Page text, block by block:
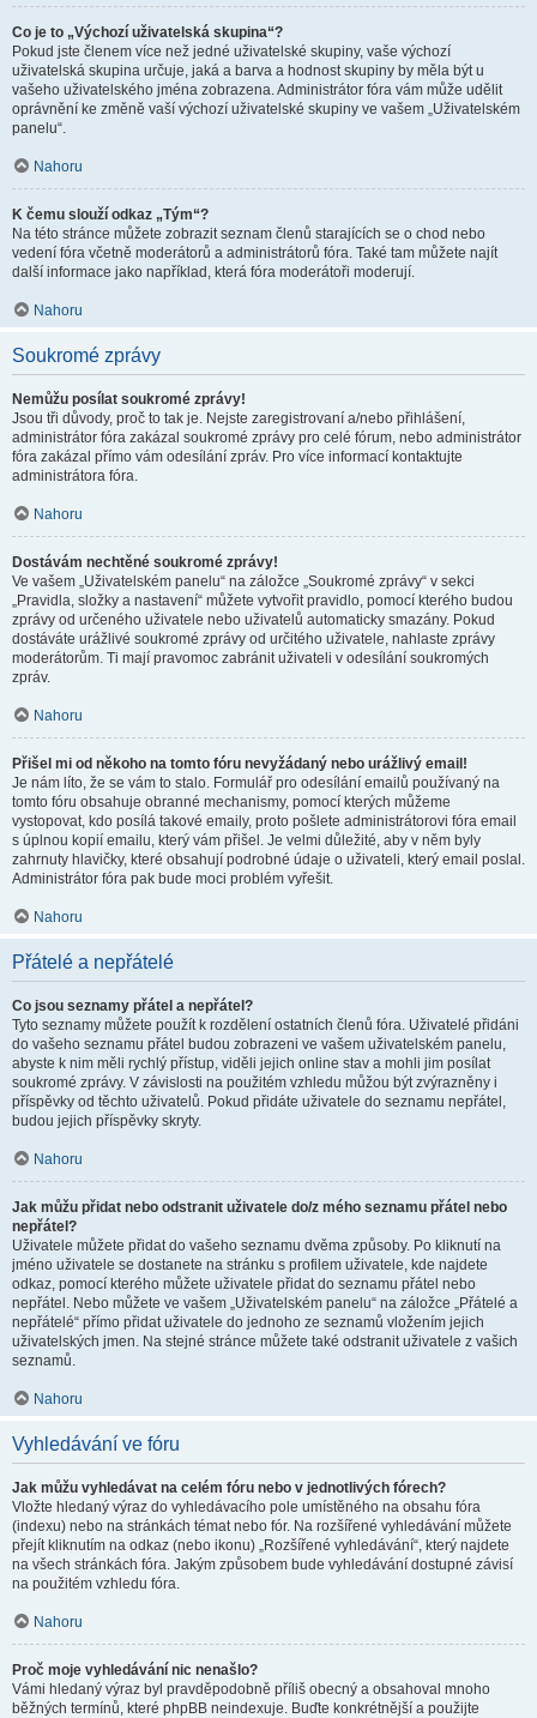
Co je to „Výchozí uživatelská skupina“?
Pokud jste členem více než jedné uživatelské skupiny, vaše výchozí
uživatelská skupina určuje, jaká a barva a hodnost skupiny by měla být u
vašeho uživatelského jména zobrazena. Administrátor fóra vám může udělit
oprávnění ke změně vaší výchozí uživatelské skupiny ve vašem „Uživatelském
panelu“.
Nahoru
K čemu slouží odkaz „Tým“?
Na této stránce můžete zobrazit seznam členů starajících se o chod nebo
vedení fóra včetně moderátorů a administrátorů fóra. Také tam můžete najít
další informace jako například, která fóra moderátoři moderují.
Nahoru
Soukromé zprávy
Nemůžu posílat soukromé zprávy!
Jsou tři důvody, proč to tak je. Nejste zaregistrovaní a/nebo přihlášení,
administrátor fóra zakázal soukromé zprávy pro celé fórum, nebo administrátor
fóra zakázal přímo vám odesílání zpráv. Pro více informací kontaktujte
administrátora fóra.
Nahoru
Dostávám nechtěné soukromé zprávy!
Ve vašem „Uživatelském panelu“ na záložce „Soukromé zprávy“ v sekci
„Pravidla, složky a nastavení“ můžete vytvořit pravidlo, pomocí kterého budou
zprávy od určeného uživatele nebo uživatelů automaticky smazány. Pokud
dostáváte urážlivé soukromé zprávy od určitého uživatele, nahlaste zprávy
moderátorům. Ti mají pravomoc zabránit uživateli v odesílání soukromých
zpráv.
Nahoru
Přišel mi od někoho na tomto fóru nevyžádaný nebo urážlivý email!
Je nám líto, že se vám to stalo. Formulář pro odesílání emailů používaný na
tomto fóru obsahuje obranné mechanismy, pomocí kterých můžeme
vystopovat, kdo posílá takové emaily, proto pošlete administrátorovi fóra email
s úplnou kopií emailu, který vám přišel. Je velmi důležité, aby v něm byly
zahrnuty hlavičky, které obsahují podrobné údaje o uživateli, který email poslal.
Administrátor fóra pak bude moci problém vyřešit.
Nahoru
Přátelé a nepřátelé
Co jsou seznamy přátel a nepřátel?
Tyto seznamy můžete použít k rozdělení ostatních členů fóra. Uživatelé přidáni
do vašeho seznamu přátel budou zobrazeni ve vašem uživatelském panelu,
abyste k nim měli rychlý přístup, viděli jejich online stav a mohli jim posílat
soukromé zprávy. V závislosti na použitém vzhledu můžou být zvýrazněny i
příspěvky od těchto uživatelů. Pokud přidáte uživatele do seznamu nepřátel,
budou jejich příspěvky skryty.
Nahoru
Jak můžu přidat nebo odstranit uživatele do/z mého seznamu přátel nebo
nepřátel?
Uživatele můžete přidat do vašeho seznamu dvěma způsoby. Po kliknutí na
jméno uživatele se dostanete na stránku s profilem uživatele, kde najdete
odkaz, pomocí kterého můžete uživatele přidat do seznamu přátel nebo
nepřátel. Nebo můžete ve vašem „Uživatelském panelu“ na záložce „Přátelé a
nepřátelé“ přímo přidat uživatele do jednoho ze seznamů vložením jejich
uživatelských jmen. Na stejné stránce můžete také odstranit uživatele z vašich
seznamů.
Nahoru
Vyhledávání ve fóru
Jak můžu vyhledávat na celém fóru nebo v jednotlivých fórech?
Vložte hledaný výraz do vyhledávacího pole umístěného na obsahu fóra
(indexu) nebo na stránkách témat nebo fór. Na rozšířené vyhledávání můžete
přejít kliknutím na odkaz (nebo ikonu) „Rozšířené vyhledávání“, který najdete
na všech stránkách fóra. Jakým způsobem bude vyhledávání dostupné závisí
na použitém vzhledu fóra.
Nahoru
Proč moje vyhledávání nic nenašlo?
Vámi hledaný výraz byl pravděpodobně příliš obecný a obsahoval mnoho
běžných termínů, které phpBB neindexuje. Buďte konkrétnější a použijte